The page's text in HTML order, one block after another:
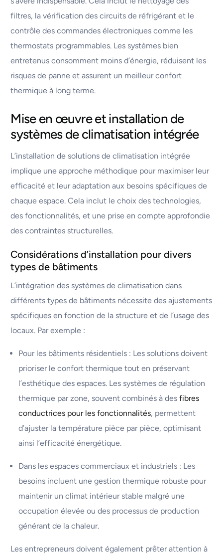
filtres, la vérification des circuits de réfrigérant et le
contrôle des commandes électroniques comme les
thermostats programmables. Les systèmes bien
entretenus consomment moins d’énergie, réduisent les
risques de panne et assurent un meilleur confort
thermique à long terme.
Mise en œuvre et installation de
systèmes de climatisation intégrée
L’installation de solutions de climatisation intégrée
implique une approche méthodique pour maximiser leur
efficacité et leur adaptation aux besoins spécifiques de
chaque espace. Cela inclut le choix des technologies,
des fonctionnalités, et une prise en compte approfondie
des contraintes structurelles.
Considérations d’installation pour divers
types de bâtiments
L’intégration des systèmes de climatisation dans
différents types de bâtiments nécessite des ajustements
spécifiques en fonction de la structure et de l’usage des
locaux. Par exemple :
Pour les bâtiments résidentiels : Les solutions doivent
prioriser le confort thermique tout en préservant
l’esthétique des espaces. Les systèmes de régulation
thermique par zone, souvent combinés à desfibres
conductrices pour les fonctionnalités, permettent
d’ajuster la température pièce par pièce, optimisant
ainsi l’efficacité énergétique.
Dans les espaces commerciaux et industriels : Les
besoins incluent une gestion thermique robuste pour
maintenir un climat intérieur stable malgré une
occupation élevée ou des processus de production
générant de la chaleur.
Les entrepreneurs doivent également prêter attention à